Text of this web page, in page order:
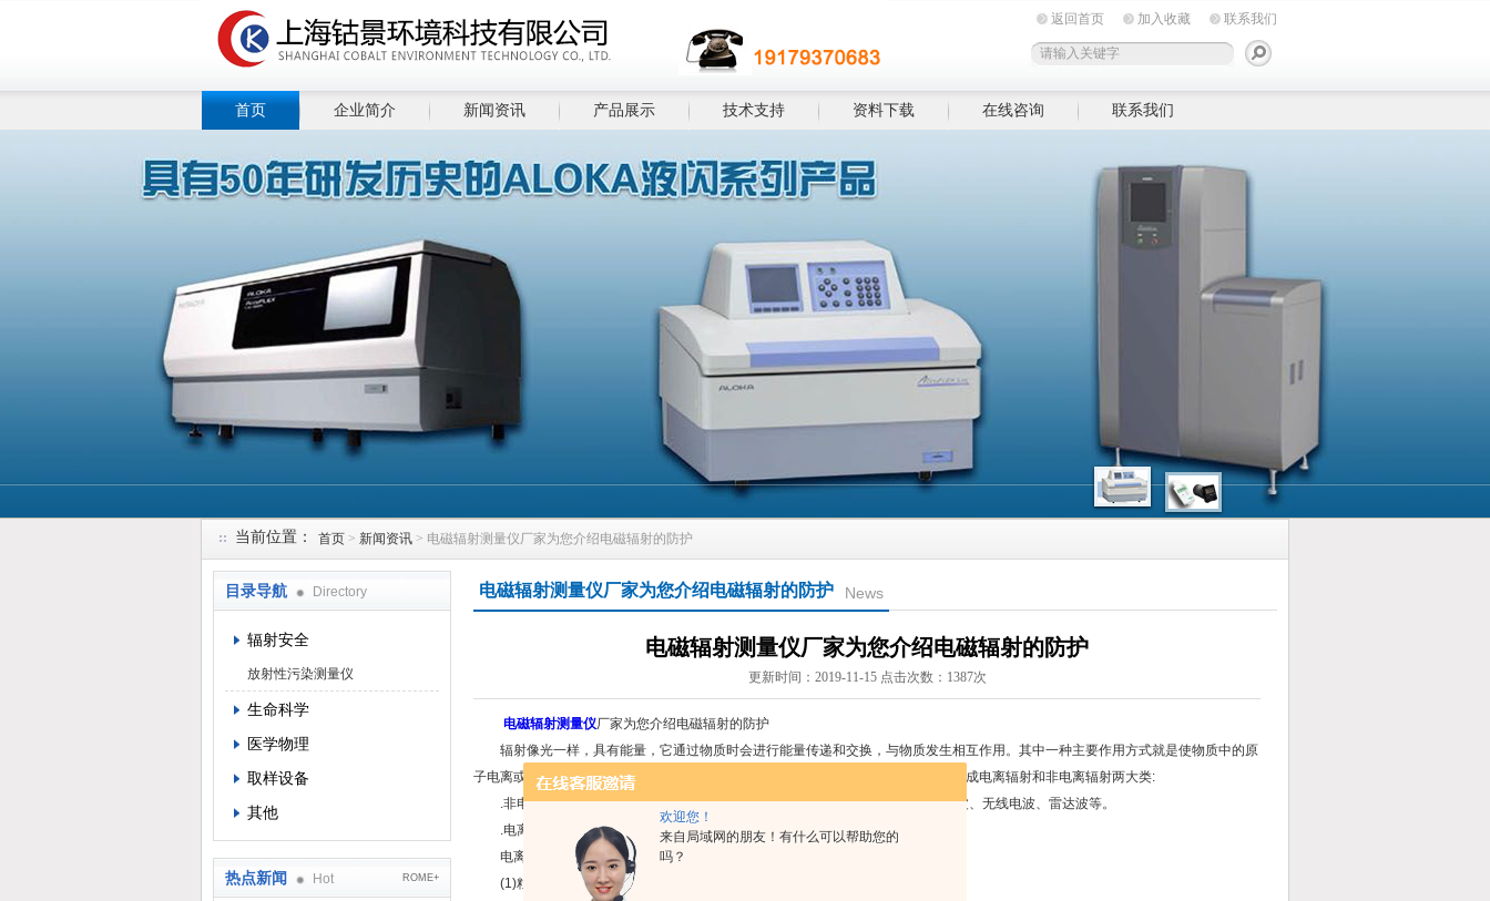
欢迎您！
来自局域网的朋友！有什么可以帮助您的
吗？
返回首页 加入收藏 联系我们
首页 企业简介 新闻资讯 产品展示 技术支持 资料下载 在线咨询 联系我们
当前位置： 首页 > 新闻资讯 > 电磁辐射测量仪厂家为您介绍电磁辐射的防护
目录导航 Directory
辐射安全
放射性污染测量仪
生命科学
医学物理
取样设备
其他
热点新闻 Hot ROME+
电磁辐射测量仪厂家为您介绍电磁辐射的防护 News
电磁辐射测量仪厂家为您介绍电磁辐射的防护
更新时间：2019-11-15 点击次数：1387次
电磁辐射测量仪厂家为您介绍电磁辐射的防护
辐射像光一样，具有能量，它通过物质时会进行能量传递和交换，与物质发生相互作用。其中一种主要作用方式就是使物质中的原
子电离或激发，称为电离。通常我们依它的能量的高低或电离物质的能力，将辐射分成电离辐射和非电离辐射两大类:
.非电离辐射：指能量低无法电离物质的辐射，例如太阳光、灯光、红外线、微波、无线电波、雷达波等。
.电离辐射：指能量高能使物质发生电离作用的辐射。
电离辐射又区分为：
(1)粒子辐射，如α、β、中子辐射等；